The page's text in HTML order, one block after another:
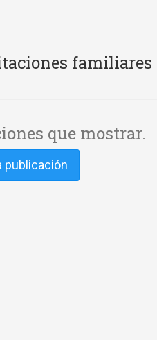
familiares
que mostrar.
publicación